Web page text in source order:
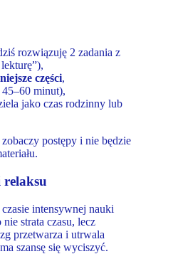
rozwiązuję 2 zadania z
części,
minut),
jako czas rodzinny lub
postępy i nie będzie
relaksu
intensywnej nauki
strata czasu, lecz
przetwarza i utrwala
szansę się wyciszyć.